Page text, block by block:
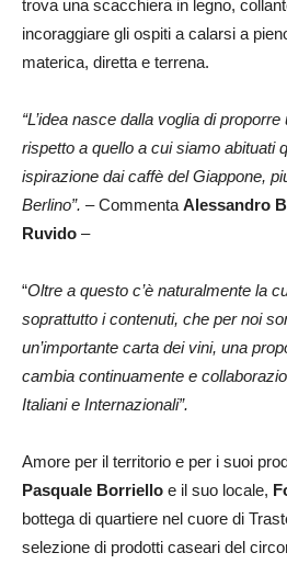
trova una scacchiera in legno,
incoraggiare gli ospiti a calarsi a
materica, diretta e terrena.
“L’idea nasce dalla voglia di
rispetto a quello a cui siamo abituati
ispirazione dai caffè del Giappone,
Berlino”. – Commenta Alessandro
Ruvido –
“Oltre a questo c’è naturalmente la
soprattutto i contenuti, che per noi
un’importante carta dei vini, una
cambia continuamente e
Italiani e Internazionali”.
Amore per il territorio e per i suoi
Pasquale Borriello e il suo locale,
bottega di quartiere nel cuore di
selezione di prodotti caseari del